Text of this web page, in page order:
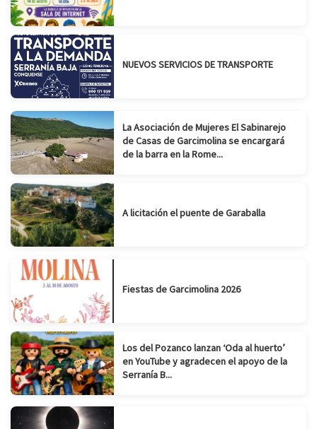
NUEVOS SERVICIOS DE TRANSPORTE
La Asociación de Mujeres El Sabinarejo
de Casas de Garcimolina se encargará
de la barra en la Rome...
A licitación el puente de Garaballa
Fiestas de Garcimolina 2026
Los del Pozanco lanzan ‘Oda al huerto’
en YouTube y agradecen el apoyo de la
Serranía B...